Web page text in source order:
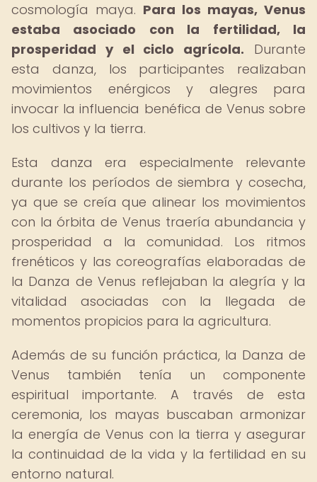
cosmología maya. Para los mayas, Venus
estaba asociado con la fertilidad, la
prosperidad y el ciclo agrícola. Durante
esta danza, los participantes realizaban
movimientos enérgicos y alegres para
invocar la influencia benéfica de Venus sobre
los cultivos y la tierra.
Esta danza era especialmente relevante
durante los períodos de siembra y cosecha,
ya que se creía que alinear los movimientos
con la órbita de Venus traería abundancia y
prosperidad a la comunidad. Los ritmos
frenéticos y las coreografías elaboradas de
la Danza de Venus reflejaban la alegría y la
vitalidad asociadas con la llegada de
momentos propicios para la agricultura.
Además de su función práctica, la Danza de
Venus también tenía un componente
espiritual importante. A través de esta
ceremonia, los mayas buscaban armonizar
la energía de Venus con la tierra y asegurar
la continuidad de la vida y la fertilidad en su
entorno natural.